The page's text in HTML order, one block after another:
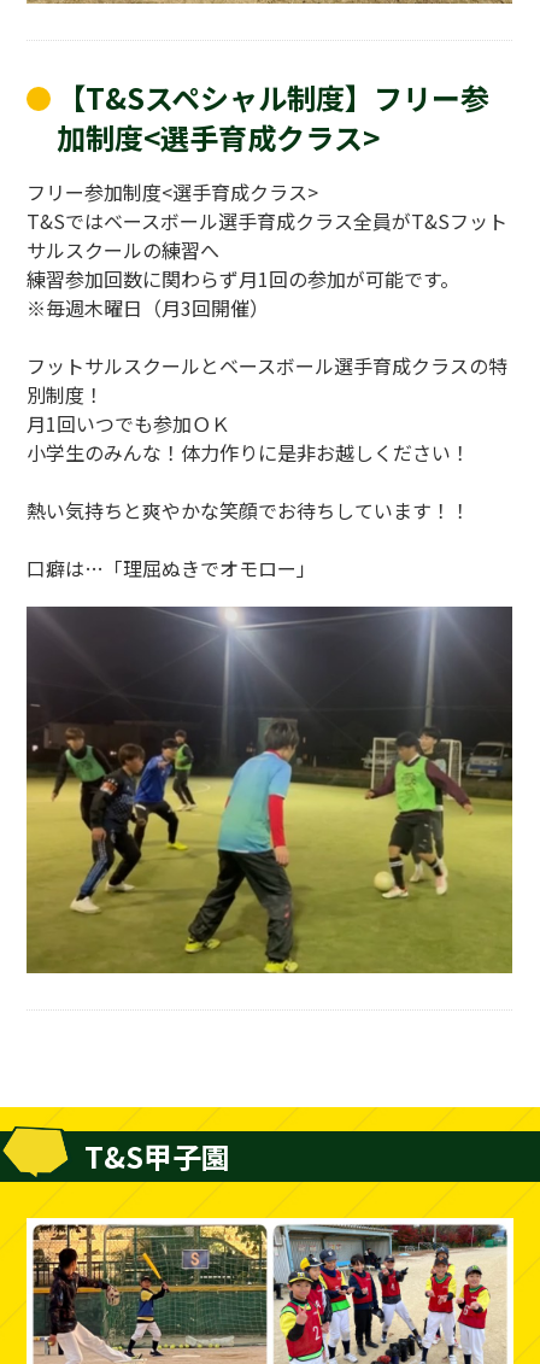
【T&Sスペシャル制度】フリー参
加制度<選手育成クラス>
フリー参加制度<選手育成クラス>
T&Sではベースボール選手育成クラス全員がT&Sフット
サルスクールの練習へ
練習参加回数に関わらず月1回の参加が可能です。
※毎週木曜日（月3回開催）
フットサルスクールとベースボール選手育成クラスの特
別制度！
月1回いつでも参加ＯＫ
小学生のみんな！体力作りに是非お越しください！
熱い気持ちと爽やかな笑顔でお待ちしています！！
口癖は…「理屈ぬきでオモロー」
T&S甲子園